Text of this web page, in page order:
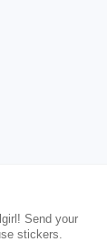
Send your
stickers.